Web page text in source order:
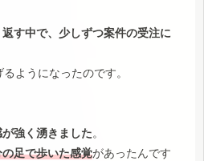
す中で、少しずつ案件の受注に
ようになったのです。
強く湧きました。
足で歩いた感覚があったんです